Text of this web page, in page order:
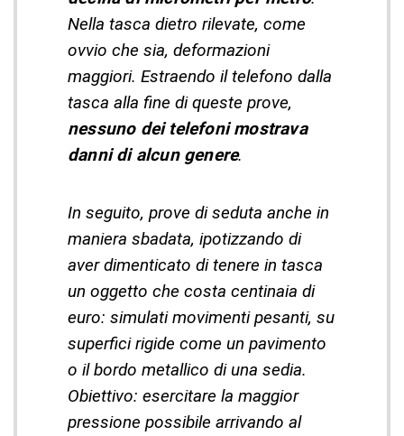
Nella tasca dietro rilevate, come
ovvio che sia, deformazioni
maggiori. Estraendo il telefono dalla
tasca alla fine di queste prove,
nessuno dei telefoni mostrava
danni di alcun genere.
In seguito, prove di seduta anche in
maniera sbadata, ipotizzando di
aver dimenticato di tenere in tasca
un oggetto che costa centinaia di
euro: simulati movimenti pesanti, su
superfici rigide come un pavimento
o il bordo metallico di una sedia.
Obiettivo: esercitare la maggior
pressione possibile arrivando al